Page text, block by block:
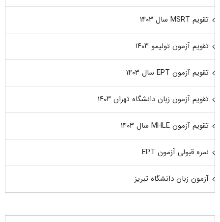
تقویم MSRT سال ۱۴۰۳
تقویم آزمون تولیمو ۱۴۰۳
تقویم آزمون EPT سال ۱۴۰۳
تقویم آزمون زبان دانشگاه تهران ۱۴۰۳
تقویم آزمون MHLE سال ۱۴۰۳
نمره قبولی آزمون EPT
آزمون زبان دانشگاه تبریز